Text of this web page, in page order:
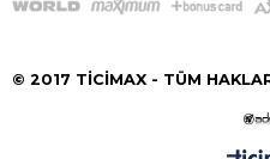
© 2017 TİCİMAX - TÜM